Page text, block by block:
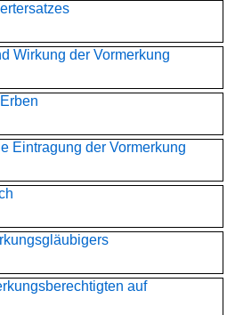
Wirkung der Vormerkung
Eintragung der Vormerkung
auf